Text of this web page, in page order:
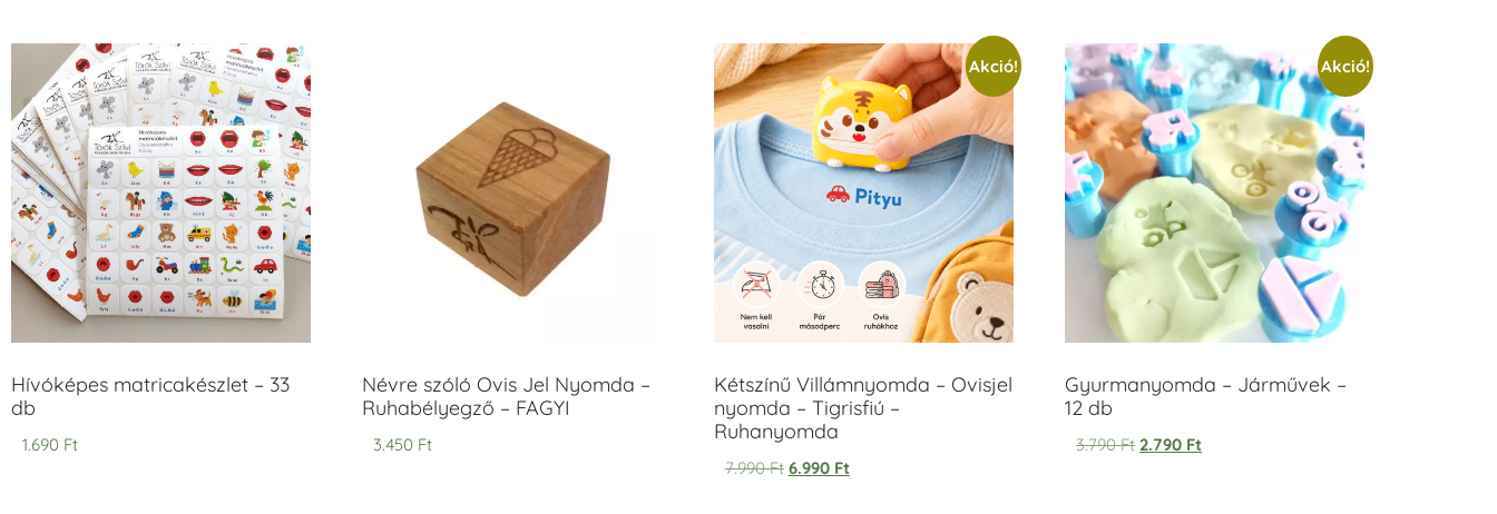
Hívóképes matricakészlet – 33
db
1.690 Ft
Névre szóló Ovis Jel Nyomda –
Ruhabélyegző – FAGYI
3.450 Ft
Akció!
Kétszínű Villámnyomda – Ovisjel
nyomda – Tigrisfiú –
Ruhanyomda
7.990Ft 6.990 Ft
Akció!
Gyurmanyomda – Járművek –
12 db
3.790Ft 2.790 Ft